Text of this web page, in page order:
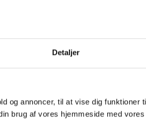
Detaljer
og annoncer, til at vise dig funktioner
brug af vores hjemmeside med
Nyd de naturskønne omgivelser i og
Se ophold